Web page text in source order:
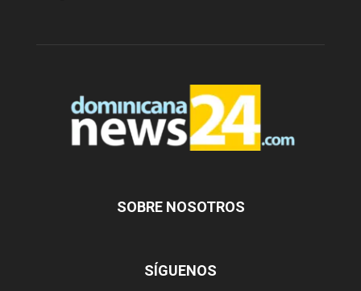
SOBRE NOSOTROS
SÍGUENOS